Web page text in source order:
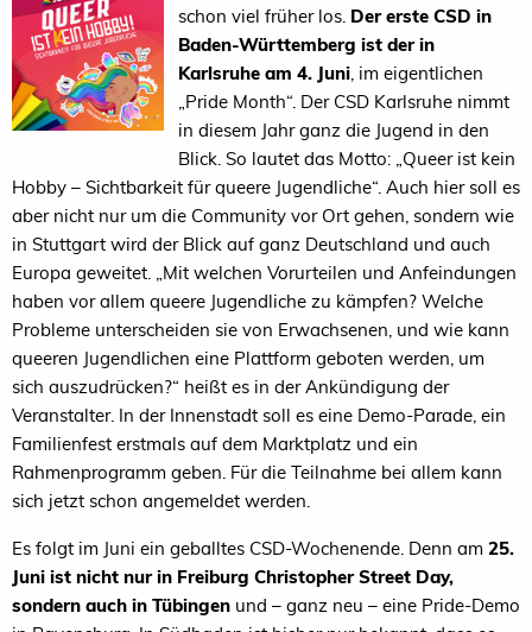
schon viel früher los. Der erste CSD in
Baden-Württemberg ist der in
Karlsruhe am 4. Juni , im eigentlichen
„Pride Month“. Der CSD Karlsruhe nimmt
in diesem Jahr ganz die Jugend in den
Blick. So lautet das Motto: „Queer ist kein
Hobby – Sichtbarkeit für queere Jugendliche“. Auch hier soll es
aber nicht nur um die Community vor Ort gehen, sondern wie
in Stuttgart wird der Blick auf ganz Deutschland und auch
Europa geweitet. „Mit welchen Vorurteilen und Anfeindungen
haben vor allem queere Jugendliche zu kämpfen? Welche
Probleme unterscheiden sie von Erwachsenen, und wie kann
queeren Jugendlichen eine Plattform geboten werden, um
sich auszudrücken?“ heißt es in der Ankündigung der
Veranstalter. In der Innenstadt soll es eine Demo-Parade, ein
Familienfest erstmals auf dem Marktplatz und ein
Rahmenprogramm geben. Für die Teilnahme bei allem kann
sich jetzt schon angemeldet werden.
Es folgt im Juni ein geballtes CSD-Wochenende. Denn am 25.
Juni ist nicht nur in Freiburg Christopher Street Day,
sondern auch in Tübingen und – ganz neu – eine Pride-Demo